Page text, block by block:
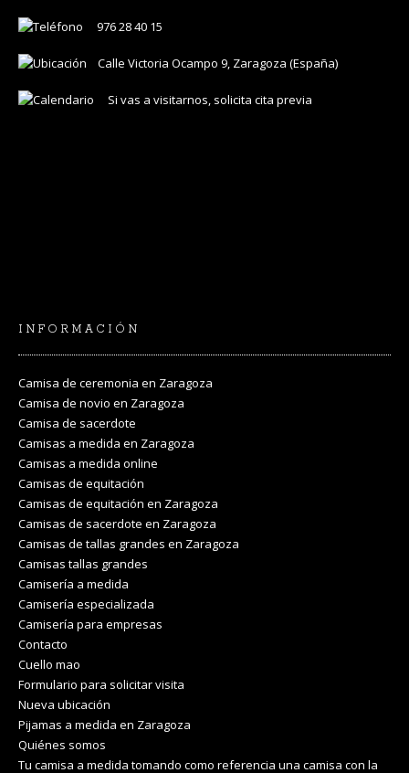
976 28 40 15
Calle Victoria Ocampo 9, Zaragoza (España)
Si vas a visitarnos, solicita cita previa
INFORMACIÓN
Camisa de ceremonia en Zaragoza
Camisa de novio en Zaragoza
Camisa de sacerdote
Camisas a medida en Zaragoza
Camisas a medida online
Camisas de equitación
Camisas de equitación en Zaragoza
Camisas de sacerdote en Zaragoza
Camisas de tallas grandes en Zaragoza
Camisas tallas grandes
Camisería a medida
Camisería especializada
Camisería para empresas
Contacto
Cuello mao
Formulario para solicitar visita
Nueva ubicación
Pijamas a medida en Zaragoza
Quiénes somos
Tu camisa a medida tomando como referencia una camisa con la